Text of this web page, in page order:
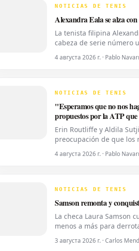
NOTICIAS DE TENIS
Alexandra Eala se alza
La tenista filipina
cabeza de serie número
del lunes. Eala,
4 августа 2026 г. · Pablo
NOTICIAS DE TENIS
"Esperamos que no nos
propuestos por la ATP
Erin Routliffe y Aldila
preocupación de que los
femenino, a pesar de
4 августа 2026 г. · Pablo
NOTICIAS DE TENIS
Samson remonta y
La checa Laura Samson
menos a más para
del Axeria Open 2026,
3 августа 2026 г. · Carlos